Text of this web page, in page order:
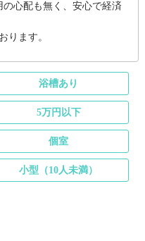
心配も無く、安心で経済
ります。
浴槽あり
5万円以下
個室
小型（10人未満）